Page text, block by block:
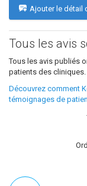
Ajouter le détail
Tous les avis
Tous les avis publiés
patients des cliniques.
Découvrez comment
témoignages de